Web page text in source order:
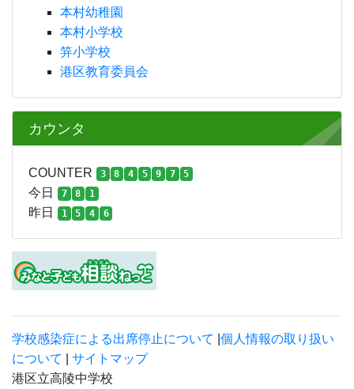
本村幼稚園
本村小学校
笄小学校
港区教育委員会
カウンタ
COUNTER 3 8 4 5 9 7 5
今日 7 8 1
昨日 1 5 4 6
学校感染症による出席停止について 個人情報の取り扱い
について
サイトマップ
港区立高陵中学校